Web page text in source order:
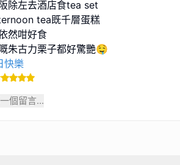
除左去酒店食tea set
tea既千層蛋糕
然咁好食
快樂
個留言...